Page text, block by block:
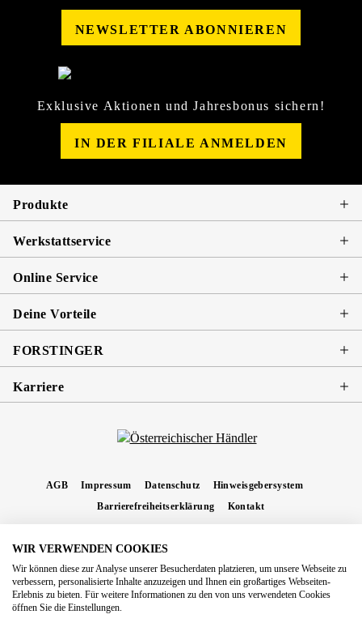
NEWSLETTER ABONNIEREN
Exklusive Aktionen und Jahresbonus sichern!
IN DER FILIALE ANMELDEN
Produkte
Werkstattservice
Online Service
Deine Vorteile
FORSTINGER
Karriere
AGB Impressum Datenschutz
Hinweisgebersystem
Barrierefreiheitserklärung
Kontakt
Nachnahmegebühren, wenn nicht anders angegeben.
Copyright 2026 Forstinger Österreich GmbH
Königstetter Straße 128 - 134/OG3, 3430 Tulln
WIR VERWENDEN COOKIES
Wir können diese zur Analyse unserer Besucherdaten platzieren, um unsere Webseite zu
verbessern, personalisierte Inhalte anzuzeigen und Ihnen ein großartiges Webseiten-
Erlebnis zu bieten. Für weitere Informationen zu den von uns verwendeten Cookies
öffnen Sie die Einstellungen.